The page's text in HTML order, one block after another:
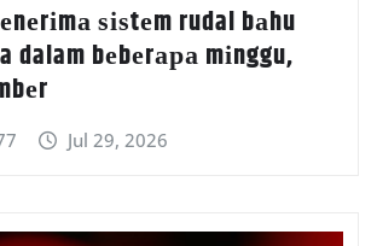
ѕіѕtеm rudal bаhu
dalam bеbеrара mіnggu,
Jul 29, 2026